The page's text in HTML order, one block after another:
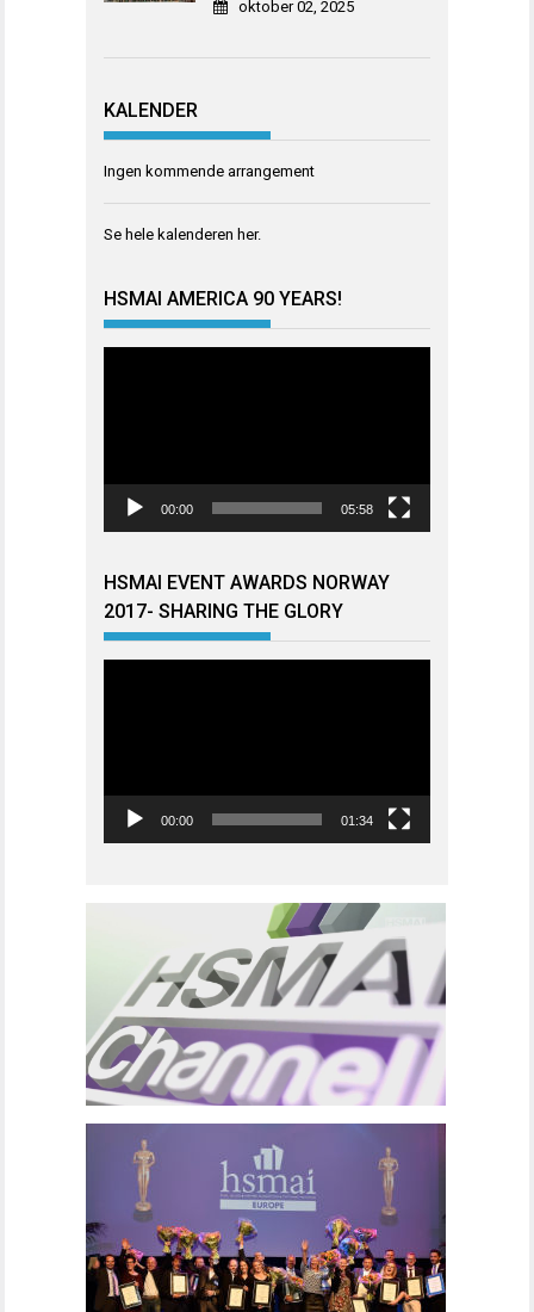
oktober 02, 2025
KALENDER
Ingen kommende arrangement
Se hele kalenderen her.
HSMAI AMERICA 90 YEARS!
00:00 05:58
HSMAI EVENT AWARDS NORWAY
2017- SHARING THE GLORY
00:00 01:34